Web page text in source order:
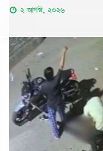
২ আগস্ট, ২০২৬